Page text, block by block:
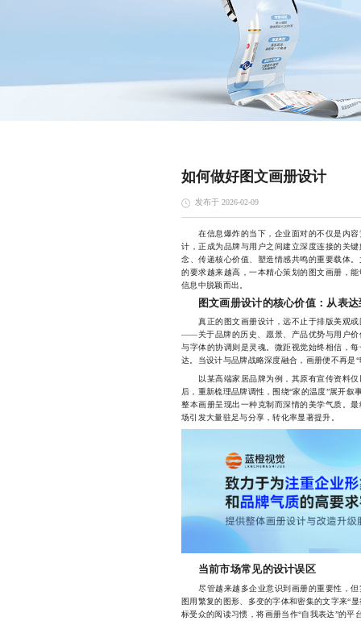
如何做好图文画册设计
发布于 2026-02-09
在信息爆炸的当下，企业面对的不仅是内容
计，正成为品牌与用户之间建立深度连接的关
念、传递核心价值、塑造情感共鸣的重要载体
的要求越来越高，一本精心策划的图文画册，
信息中脱颖而出。
图文画册设计的核心价值：从表
真正的图文画册设计，远不止于排版美观或
——关于品牌的历史、愿景、产品优势与用户价
与字体的协调则是灵魂。微距视觉始终相信，
达。当设计与品牌战略深度融合，画册便不再是
以某高端家居品牌为例，其原有宣传资料仅
后，重新梳理品牌调性，围绕“家的温度”展开
整本画册呈现出一种克制而深情的美学气质。
场引发大量驻足与分享，转化率显著提升。
当前市场常见的设计误区
尽管越来越多企业意识到画册的重要性，但
图用繁复的图形、多变的字体和密集的文字来“
标受众的阅读习惯，将画册当作“自我表达”的平